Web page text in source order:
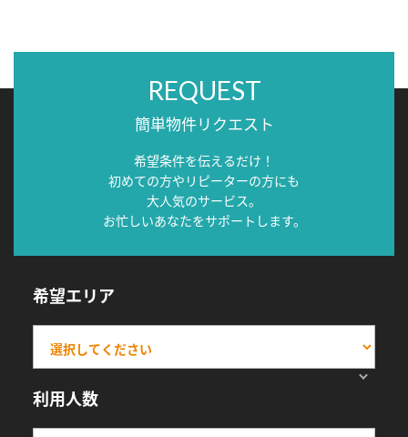
REQUEST
簡単物件リクエスト
希望条件を伝えるだけ！
初めての方やリピーターの方にも
大人気のサービス。
お忙しいあなたをサポートします。
希望エリア
利用人数